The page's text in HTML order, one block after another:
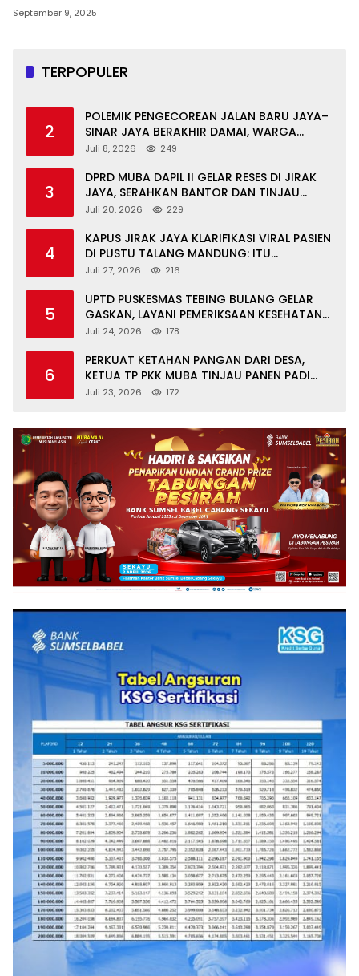
September 9, 2025
TERPOPULER
2
POLEMIK PENGECOREAN JALAN BARU JAYA–
SINAR JAYA BERAKHIR DAMAI, WARGA
APRESIASI PERAN FORKOPIMCAM DAN DPRD
Juli 8, 2026 249
3
DPRD MUBA DAPIL II GELAR RESES DI JIRAK
JAYA, SERAHKAN BANTOR DAN TINJAU
JALAN RUSAK SERTA TPS 3R
Juli 20, 2026 229
4
KAPUS JIRAK JAYA KLARIFIKASI VIRAL PASIEN
DI PUSTU TALANG MANDUNG: ITU
MISKOMUNIKASI
Juli 27, 2026 216
5
UPTD PUSKESMAS TEBING BULANG GELAR
GASKAN, LAYANI PEMERIKSAAN KESEHATAN
GRATIS UNTUK ASN DI SUNGAI KERUH
Juli 24, 2026 178
6
PERKUAT KETAHAN PANGAN DARI DESA,
KETUA TP PKK MUBA TINJAU PANEN PADI
ORGANIK DAN IKAN NILA
Juli 23, 2026 172